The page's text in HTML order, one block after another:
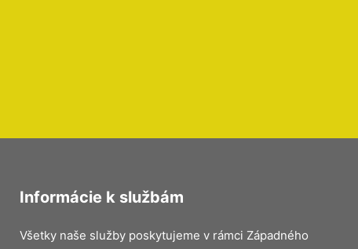
Informácie k službám
Všetky naše služby poskytujeme v rámci Západného